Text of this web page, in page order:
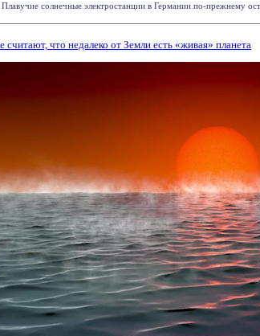
Плавучие солнечные электростанции в Германии по-прежнему
считают, что недалеко от Земли есть «живая» планета